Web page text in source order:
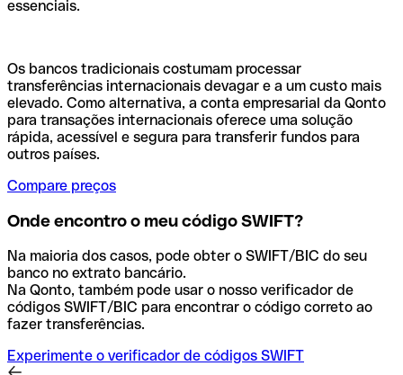
essenciais.
Os bancos tradicionais costumam processar
transferências internacionais devagar e a um custo mais
elevado. Como alternativa, a conta empresarial da Qonto
para transações internacionais oferece uma solução
rápida, acessível e segura para transferir fundos para
outros países.
Compare preços
Onde encontro o meu código SWIFT?
Na maioria dos casos, pode obter o SWIFT/BIC do seu
banco no extrato bancário.
Na Qonto, também pode usar o nosso verificador de
códigos SWIFT/BIC para encontrar o código correto ao
fazer transferências.
Experimente o verificador de códigos SWIFT